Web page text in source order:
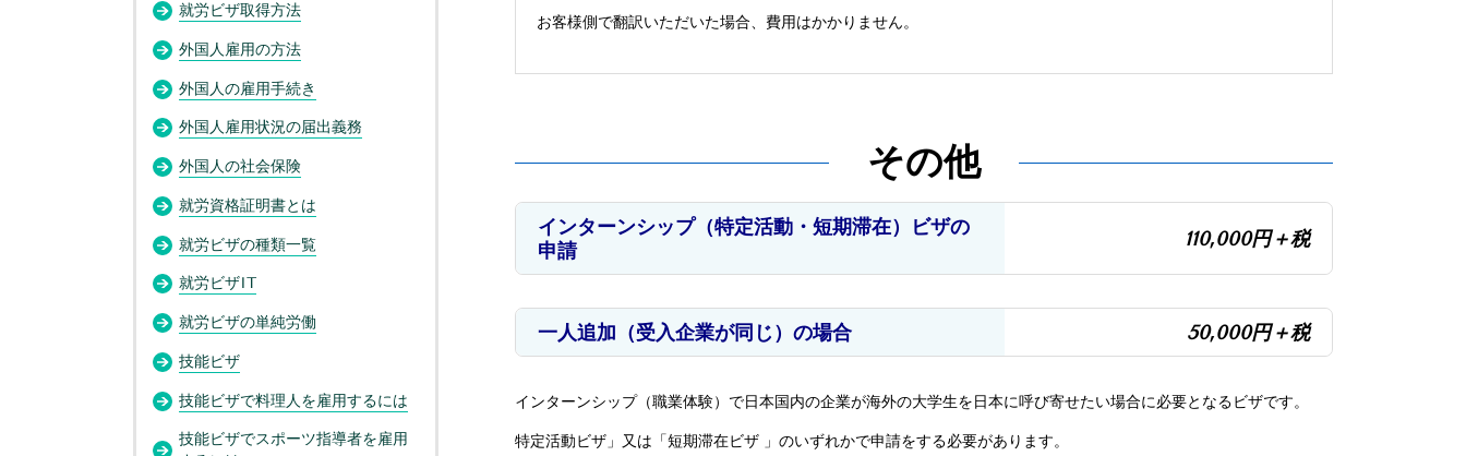
お客様側で翻訳いただいた場合、費用はかかりません。
その他
インターンシップ（特定活動・短期滞在）ビザの
申請
110,000円＋税
一人追加（受入企業が同じ）の場合 50,000円＋税
インターンシップ（職業体験）で日本国内の企業が海外の大学生を日本に呼び寄せたい場合に必要となるビザです。
特定活動ビザ」又は「短期滞在ビザ 」のいずれかで申請をする必要があります。
就労ビザ取得方法
外国人雇用の方法
外国人の雇用手続き
外国人雇用状況の届出義務
外国人の社会保険
就労資格証明書とは
就労ビザの種類一覧
就労ビザIT
就労ビザの単純労働
技能ビザ
技能ビザで料理人を雇用するには
技能ビザでスポーツ指導者を雇用